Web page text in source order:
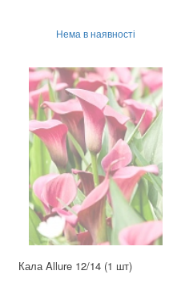
Нема в наявності
Кала Allure 12/14 (1 шт)